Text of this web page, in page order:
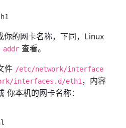
你的网卡名称，下同，Linux
查看。
件 /etc/network/interface
interfaces.d/eth1 ，内容
你本机的网卡名称：